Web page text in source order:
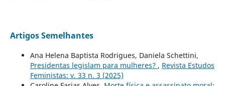
Artigos Semelhantes
Ana Helena Baptista Rodrigues, Daniela Schettini,
Presidentas legislam para mulheres? , Revista Estudos
Feministas: v. 33 n. 3 (2025)